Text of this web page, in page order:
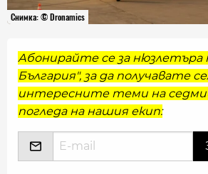
Снимка: © Dronamics
Абонирайте се за нюзлетъра
България", за да получавате
интересните теми на
погледа на нашия екип: